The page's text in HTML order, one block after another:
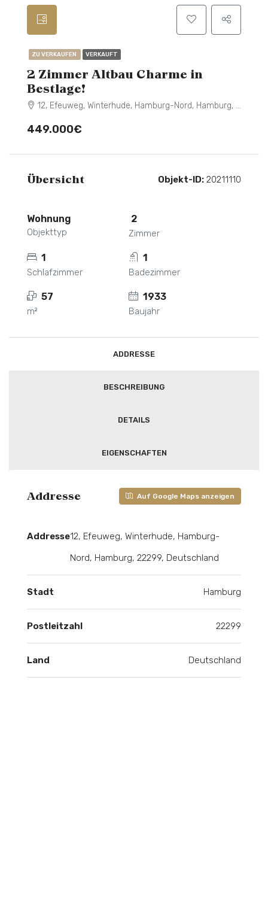
ZU VERKAUFEN VERKAUFT
2 Zimmer Altbau Charme in
Bestlage!
12, Efeuweg, Winterhude, Hamburg-Nord, Hamburg, 22299, Deutschland
449.000€
Übersicht Objekt-ID: 20211110
Wohnung
Objekttyp
2
Zimmer
1
Schlafzimmer
1
Badezimmer
57
m²
1933
Baujahr
ADDRESSE
BESCHREIBUNG
DETAILS
EIGENSCHAFTEN
Addresse Auf Google Maps anzeigen
Addresse12, Efeuweg, Winterhude, Hamburg-
Nord, Hamburg, 22299, Deutschland
Stadt Hamburg
Postleitzahl 22299
Land Deutschland